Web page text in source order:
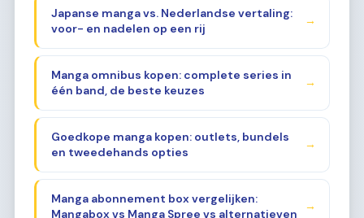
Japanse manga vs. Nederlandse vertaling:
voor- en nadelen op een rij
→
Manga omnibus kopen: complete series in
één band, de beste keuzes
→
Goedkope manga kopen: outlets, bundels
en tweedehands opties
→
Manga abonnement box vergelijken:
Mangabox vs Manga Spree vs alternatieven
→